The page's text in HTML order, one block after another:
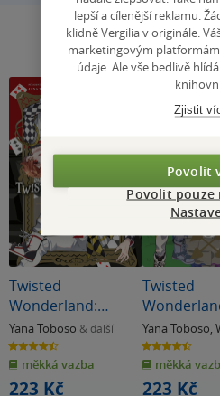
Twisted
Wonderland:
Příběh z
Heartslabyulu 2
Yana Toboso & další
4.5
z
5
hvězdiček
měkká vazba
223 Kč
Twisted
Příběh z
Yana Toboso,
Hazuki
4.5
z
5
hvězdiček
měkká
223 Kč
lepší a cílenější reklamu.
klidně Vergilia v originále.
marketingovým
údaje. Ale vše bedlivě
Zjistit
Povolit
Povolit pouze